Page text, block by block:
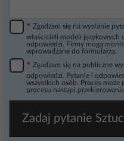
* Zgadzam się na wysłanie
właścicieli modeli językowych
odpowiedzi. Firmy mogą
wprowadzane do formularza.
* Zgadzam się na publiczne
odpowiedzi. Pytanie i
wszystkich osób. Proces
procesu nastąpi
Zadaj pytanie